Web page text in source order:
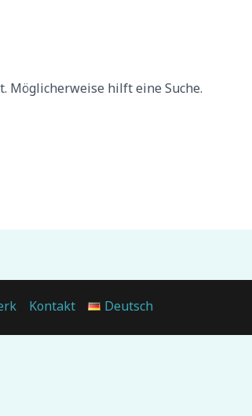
Möglicherweise hilft eine Suche.
Kontakt Deutsch